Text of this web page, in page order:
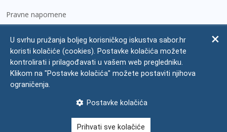
Pravne napomene
Zaštita osobnih podataka
Impressum
Česta pitanja
U svrhu pružanja boljeg korisničkog iskustva sabor.hr
koristi kolačiće (cookies). Postavke kolačića možete
kontrolirati i prilagođavati u vašem web pregledniku.
Klikom na "Postavke kolačića" možete postaviti njihova
ograničenja.
Postavke kolačića
Prihvati sve kolačiće